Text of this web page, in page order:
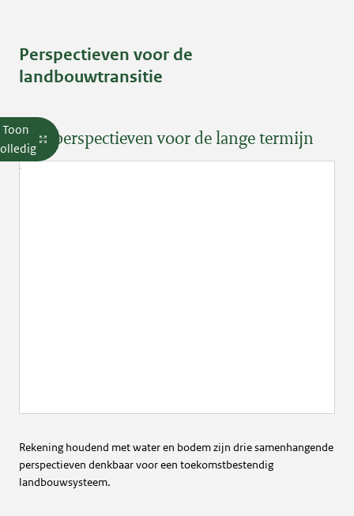
Perspectieven voor de
landbouwtransitie
Drie perspectieven voor de lange termijn
Toon
Rekening houdend met water en bodem zijn drie samenhangende
perspectieven denkbaar voor een toekomstbestendig
landbouwsysteem.